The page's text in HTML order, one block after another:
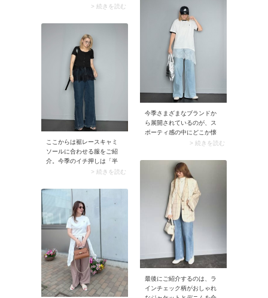
ややショート丈のTシャツが
おすすめ。コーデバランス
がよく甘さ控えめに仕上が
らしいレースキャミソー
胸元のレースがさりげない
タイプを選ぶと、上品に着
こなせます。色味のおすす
めは黒ワンカラーのタイ
プ。落ち着いた印象に仕上
がり大人にぴったりです。
しかもシアートップスの色
を選ばずに合わせられます
> 続きを読む
今季さまざまなブランドか
ら展開されているのが、ス
ポーティ感の中にどこか懐
かしさも感じるリンガーTシ
せるときは、レースインナ
ーをレイヤードしてフェミ
ニンな要素をプラスするの
がイチ押しのコーデ術。こ
んなテイストミックスの着
こなし方は夏のデニムコー
デを旬のムードへと更新し
てくれます。
> 続きを読む
ここからは裾レースキャミ
ソールに合わせる服をご紹
介。今季のイチ押しは「半
袖のショート丈カーディガ
ィガンの裾からキャミソー
おしゃれなレイヤードコー
デが完成します。このとき
キャミソールとカーディガ
ンを同色で揃えると、上半
身がまとまりクリーンに着
こなせます。
> 続きを読む
最後にご紹介するのは、ラ
インチェック柄がおしゃれ